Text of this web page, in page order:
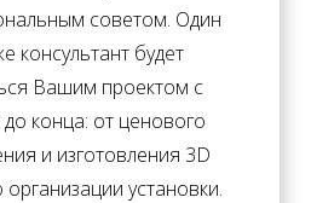
советом. Один
консультант будет
Вашим проектом с
конца: от ценового
и изготовления 3D
организации установки.